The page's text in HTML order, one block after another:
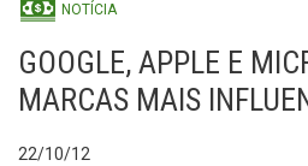
NOTÍCIA
GOOGLE, APPLE E
MARCAS MAIS
22/10/12